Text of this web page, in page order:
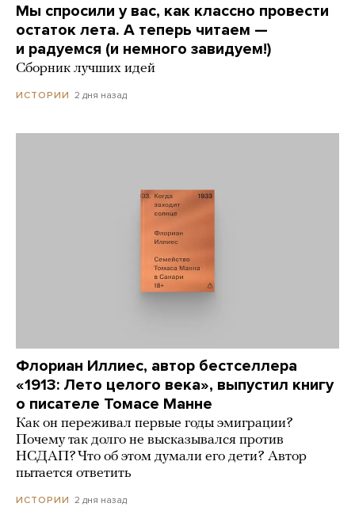
Мы спросили у вас, как классно провести
остаток лета. А теперь читаем —
и радуемся (и немного завидуем!)
Сборник лучших идей
ИСТОРИИ 2 дня назад
Флориан Иллиес, автор бестселлера
«1913: Лето целого века», выпустил книгу
о писателе Томасе Манне
Как он переживал первые годы эмиграции?
Почему так долго не высказывался против
НСДАП? Что об этом думали его дети? Автор
пытается ответить
ИСТОРИИ 2 дня назад